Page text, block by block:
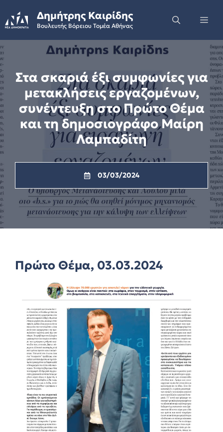
to
content
Δημήτρης Καιρίδης
Βουλευτής Βόρειου Τομέα Αθήνας
Στα σκαριά έξι συμφωνίες για
μετακλήσεις εργαζομένων,
συνέντευξη στο Πρώτο Θέμα
και τη δημοσιογράφο Μαίρη
Λαμπαδίτη
03/03/2024
Πρώτο Θέμα, 03.03.2024